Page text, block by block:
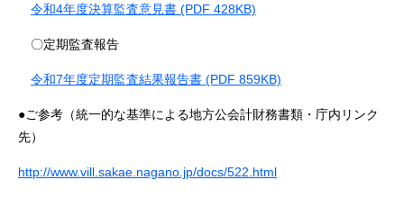
令和4年度決算監査意見書 (PDF 428KB)
〇定期監査報告
令和7年度定期監査結果報告書 (PDF 859KB)
●ご参考（統一的な基準による地方公会計財務書類・庁内リンク
先）
http://www.vill.sakae.nagano.jp/docs/522.html